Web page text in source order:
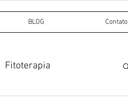
BLOG Contato
Fitoterapia